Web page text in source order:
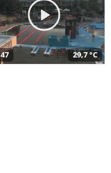
29,7 °C